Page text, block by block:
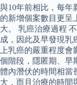
與10年前相比，每年
的新增個案數目更呈
大。 乳癌治療過程
成，因此及早發現乳
上乳癌的嚴重程度
個階段，隱匿期、早
體內潛伏的時間相當
大，而且治療的時間